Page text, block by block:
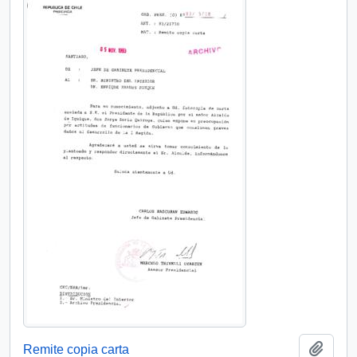
Remite copia carta